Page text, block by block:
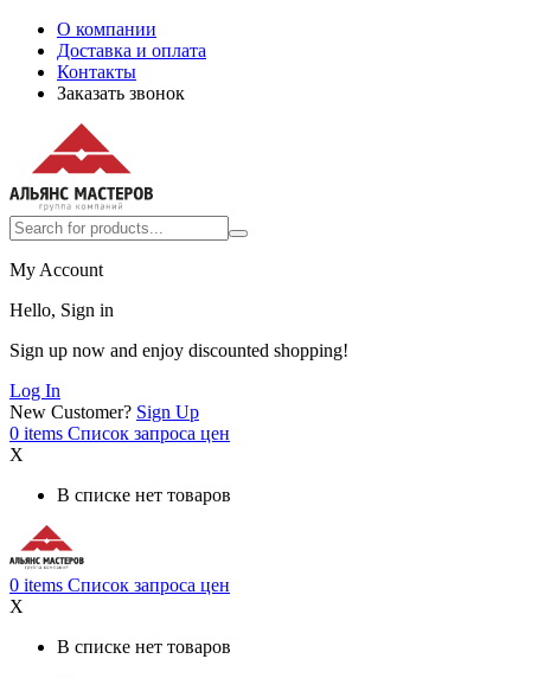
О компании
Доставка и оплата
Контакты
Заказать звонок
My Account
Hello, Sign in
Sign up now and enjoy discounted shopping!
Log In
New Customer? Sign Up
0 items Список запроса цен
X
В списке нет товаров
0 items Список запроса цен
X
В списке нет товаров